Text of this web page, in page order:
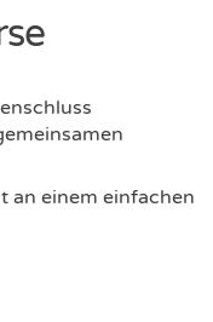
an einem einfachen